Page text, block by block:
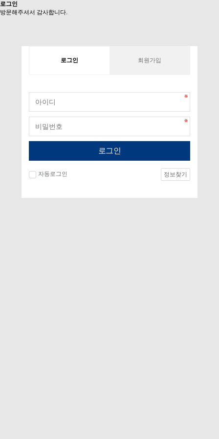
로그인
방문해주셔서 감사합니다.
로그인 회원가입
로그인
자동로그인 정보찾기